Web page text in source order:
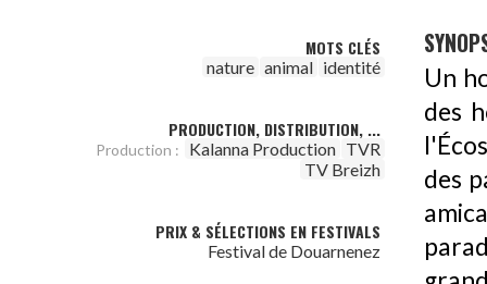
MOTS CLÉS
nature animal identité
PRODUCTION, DISTRIBUTION, ...
Production : Kalanna Production TVR
TV Breizh
PRIX & SÉLECTIONS EN FESTIVALS
Festival de Douarnenez
Un
des
des